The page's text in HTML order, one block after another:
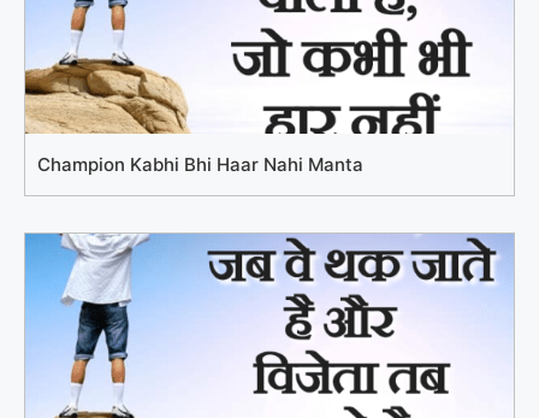
Champion Kabhi Bhi Haar Nahi Manta